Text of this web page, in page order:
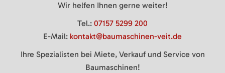
Wir helfen Ihnen gerne weiter!
Tel.: 07157 5299 200
E-Mail: kontakt@baumaschinen-veit.de
Ihre Spezialisten bei Miete, Verkauf und Service von
Baumaschinen!